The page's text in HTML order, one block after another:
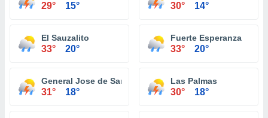
29° 15° 30° 14°
El Sauzalito
33° 20°
Fuerte Esperanza
33° 20°
General Jose de San Martin
31° 18°
Las Palmas
30° 18°